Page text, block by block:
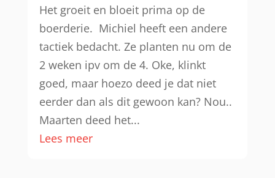
Het groeit en bloeit prima op de
boerderie. Michiel heeft een andere
tactiek bedacht. Ze planten nu om de
2 weken ipv om de 4. Oke, klinkt
goed, maar hoezo deed je dat niet
eerder dan als dit gewoon kan? Nou..
Maarten deed het...
Lees meer